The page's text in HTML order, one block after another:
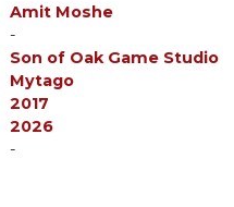
Amit Moshe
-
Son of Oak Game Studio
Mytago
2017
2026
-